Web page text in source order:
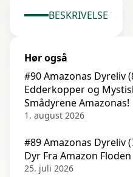
BESKRIVELSE
Hør også
#90 Amazonas Dyreliv
Edderkopper og
Smådyrene Amazonas!
1. august 2026
#89 Amazonas Dyreliv
Dyr Fra Amazon Floden
25. juli 2026